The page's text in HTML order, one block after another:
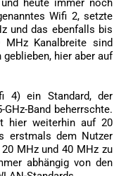
heute immer noch
Wifi 2, setzte
und das ebenfalls bis
MHz Kanalbreite sind
hier aber auf
4) ein Standard, der
Band beherrschte.
hier weiterhin auf 20
erstmals dem Nutzer
MHz und 40 MHz zu
abhängig von den